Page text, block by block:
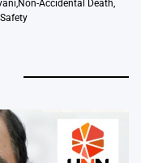
Non-Accidental Death